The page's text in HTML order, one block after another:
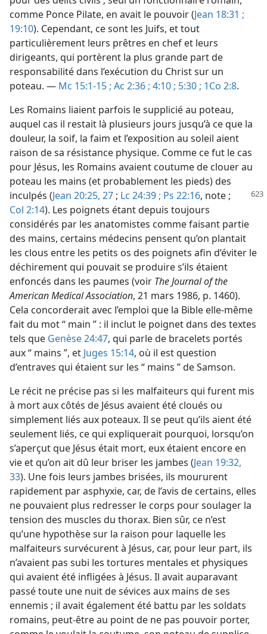
comme Ponce Pilate, en avait le pouvoir (Jean 18:31 ;
19:10). Cependant, ce sont les Juifs, et tout
particulièrement leurs prêtres en chef et leurs
dirigeants, qui portèrent la plus grande part de
responsabilité dans l’exécution du Christ sur un
poteau. — Mc 15:1-15 ; Ac 2:36 ; 4:10 ; 5:30 ; 1Co 2:8.
Les Romains liaient parfois le supplicié au poteau,
auquel cas il restait là plusieurs jours jusqu’à ce que la
douleur, la soif, la faim et l’exposition au soleil aient
raison de sa résistance physique. Comme ce fut le cas
pour Jésus, les Romains avaient coutume de clouer au
poteau les mains (et probablement les pieds) des
inculpés (Jean 20:25, 27 ; Lc 24:39 ; Ps 22:16, note ;
Col 2:14). Les poignets étant depuis toujours
considérés par les anatomistes comme faisant partie
des mains, certains médecins pensent qu’on plantait
les clous entre les petits os des poignets afin d’éviter le
déchirement qui pouvait se produire s’ils étaient
enfoncés dans les paumes (voir The Journal of the
American Medical Association, 21 mars 1986, p. 1460).
Cela concorderait avec l’emploi que la Bible elle-même
fait du mot “ main ” : il inclut le poignet dans des textes
tels que Genèse 24:47, qui parle de bracelets portés
aux “ mains ”, et Juges 15:14, où il est question
d’entraves qui étaient sur les “ mains ” de Samson.
Le récit ne précise pas si les malfaiteurs qui furent mis
à mort aux côtés de Jésus avaient été cloués ou
simplement liés aux poteaux. Il se peut qu’ils aient été
seulement liés, ce qui expliquerait pourquoi, lorsqu’on
s’aperçut que Jésus était mort, eux étaient encore en
vie et qu’on ait dû leur briser les jambes (Jean 19:32,
33). Une fois leurs jambes brisées, ils moururent
rapidement par asphyxie, car, de l’avis de certains, elles
ne pouvaient plus redresser le corps pour soulager la
tension des muscles du thorax. Bien sûr, ce n’est
qu’une hypothèse sur la raison pour laquelle les
malfaiteurs survécurent à Jésus, car, pour leur part, ils
n’avaient pas subi les tortures mentales et physiques
qui avaient été infligées à Jésus. Il avait auparavant
passé toute une nuit de sévices aux mains de ses
ennemis ; il avait également été battu par les soldats
romains, peut-être au point de ne pas pouvoir porter,